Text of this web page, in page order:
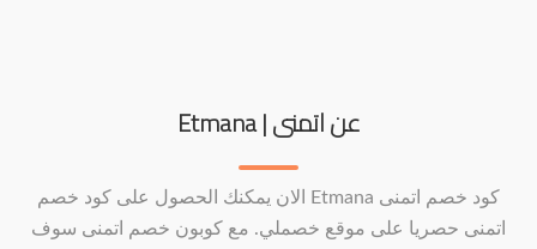
عن اتمنى | Etmana
كود خصم اتمنى Etmana الان يمكنك الحصول على كود خصم
اتمنى حصريا على موقع خصملي. مع كوبون خصم اتمنى سوف